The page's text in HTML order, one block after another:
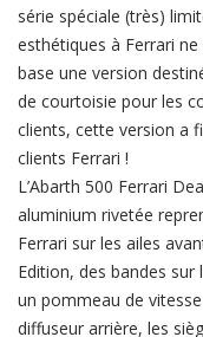
série spéciale (très)
esthétiques à Ferrari ne
base une version
de courtoisie pour les
clients, cette version a
clients Ferrari !
L’Abarth 500 Ferrari
aluminium rivetée
Ferrari sur les ailes
Edition, des bandes
un pommeau de
diffuseur arrière, les